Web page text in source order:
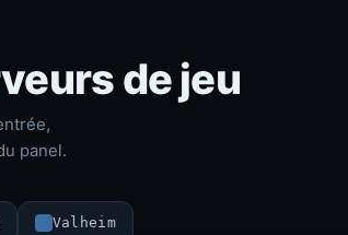
de jeu
panel.
Valheim